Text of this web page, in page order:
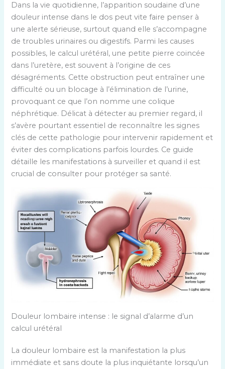
Dans la vie quotidienne, l’apparition soudaine d’une
douleur intense dans le dos peut vite faire penser à
une alerte sérieuse, surtout quand elle s’accompagne
de troubles urinaires ou digestifs. Parmi les causes
possibles, le calcul urétéral, une petite pierre coincée
dans l’uretère, est souvent à l’origine de ces
désagréments. Cette obstruction peut entraîner une
difficulté ou un blocage à l’élimination de l’urine,
provoquant ce que l’on nomme une colique
néphrétique. Délicat à détecter au premier regard, il
s’avère pourtant essentiel de reconnaître les signes
clés de cette pathologie pour intervenir rapidement et
éviter des complications parfois lourdes. Ce guide
détaille les manifestations à surveiller et quand il est
crucial de consulter pour protéger sa santé.
Douleur lombaire intense : le signal d’alarme d’un
calcul urétéral
La douleur lombaire est la manifestation la plus
immédiate et sans doute la plus inquiétante lorsqu’un